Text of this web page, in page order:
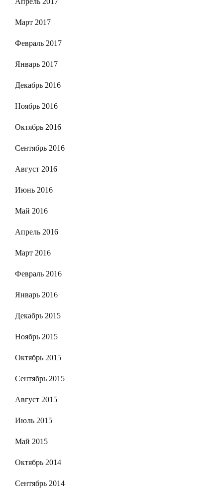
Март 2017
Февраль 2017
Январь 2017
Декабрь 2016
Ноябрь 2016
Октябрь 2016
Сентябрь 2016
Август 2016
Июнь 2016
Май 2016
Апрель 2016
Март 2016
Февраль 2016
Январь 2016
Декабрь 2015
Ноябрь 2015
Октябрь 2015
Сентябрь 2015
Август 2015
Июль 2015
Май 2015
Октябрь 2014
Сентябрь 2014